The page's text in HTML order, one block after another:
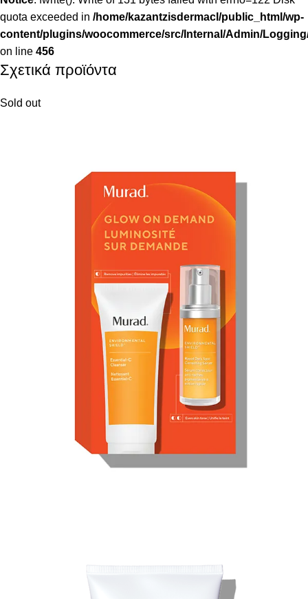
quota exceeded in /home/kazantzisdermacl/public_html/wp-
content/plugins/woocommerce/src/Internal/Admin/
on line 456
Σχετικά προϊόντα
Sold out